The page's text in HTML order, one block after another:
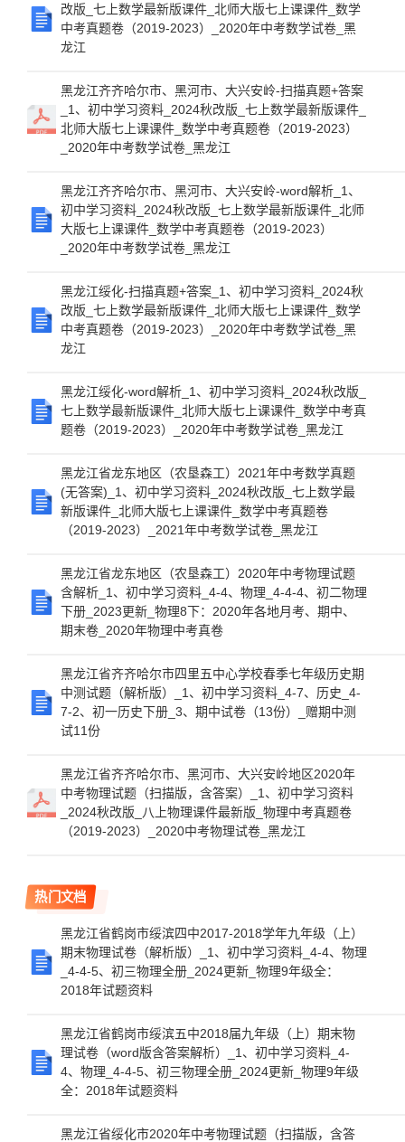
改版_七上数学最新版课件_北师大版七上课课件_数学
中考真题卷（2019-2023）_2020年中考数学试卷_黑
龙江
黑龙江齐齐哈尔市、黑河市、大兴安岭-扫描真题+答案
_1、初中学习资料_2024秋改版_七上数学最新版课件_
北师大版七上课课件_数学中考真题卷（2019-2023）
_2020年中考数学试卷_黑龙江
黑龙江齐齐哈尔市、黑河市、大兴安岭-word解析_1、
初中学习资料_2024秋改版_七上数学最新版课件_北师
大版七上课课件_数学中考真题卷（2019-2023）
_2020年中考数学试卷_黑龙江
黑龙江绥化-扫描真题+答案_1、初中学习资料_2024秋
改版_七上数学最新版课件_北师大版七上课课件_数学
中考真题卷（2019-2023）_2020年中考数学试卷_黑
龙江
黑龙江绥化-word解析_1、初中学习资料_2024秋改版_
七上数学最新版课件_北师大版七上课课件_数学中考真
题卷（2019-2023）_2020年中考数学试卷_黑龙江
黑龙江省龙东地区（农垦森工）2021年中考数学真题
(无答案)_1、初中学习资料_2024秋改版_七上数学最
新版课件_北师大版七上课课件_数学中考真题卷
（2019-2023）_2021年中考数学试卷_黑龙江
黑龙江省龙东地区（农垦森工）2020年中考物理试题
含解析_1、初中学习资料_4-4、物理_4-4-4、初二物理
下册_2023更新_物理8下：2020年各地月考、期中、
期末卷_2020年物理中考真卷
黑龙江省齐齐哈尔市四里五中心学校春季七年级历史期
中测试题（解析版）_1、初中学习资料_4-7、历史_4-
7-2、初一历史下册_3、期中试卷（13份）_赠期中测
试11份
黑龙江省齐齐哈尔市、黑河市、大兴安岭地区2020年
中考物理试题（扫描版，含答案）_1、初中学习资料
_2024秋改版_八上物理课件最新版_物理中考真题卷
（2019-2023）_2020中考物理试卷_黑龙江
热门文档
黑龙江省鹤岗市绥滨四中2017-2018学年九年级（上）
期末物理试卷（解析版）_1、初中学习资料_4-4、物理
_4-4-5、初三物理全册_2024更新_物理9年级全：
2018年试题资料
黑龙江省鹤岗市绥滨五中2018届九年级（上）期末物
理试卷（word版含答案解析）_1、初中学习资料_4-
4、物理_4-4-5、初三物理全册_2024更新_物理9年级
全：2018年试题资料
黑龙江省绥化市2020年中考物理试题（扫描版，含答